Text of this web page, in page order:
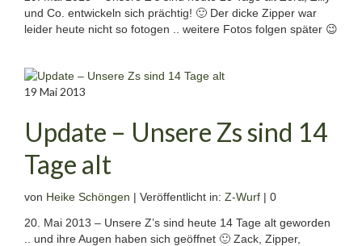
und Co. entwickeln sich prächtig! 🙂 Der dicke Zipper war
leider heute nicht so fotogen .. weitere Fotos folgen später 😉
19 Mai 2013
Update – Unsere Zs sind 14
Tage alt
von Heike Schöngen | Veröffentlicht in: Z-Wurf | 0
20. Mai 2013 – Unsere Z’s sind heute 14 Tage alt geworden
.. und ihre Augen haben sich geöffnet 🙂 Zack, Zipper,